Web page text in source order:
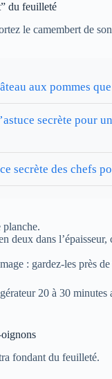
du feuilleté
le camembert de
aux pommes
secrète pour
secrète des chefs
planche.
deux dans
: gardez-les près
20 à 30
fondant du feuilleté.